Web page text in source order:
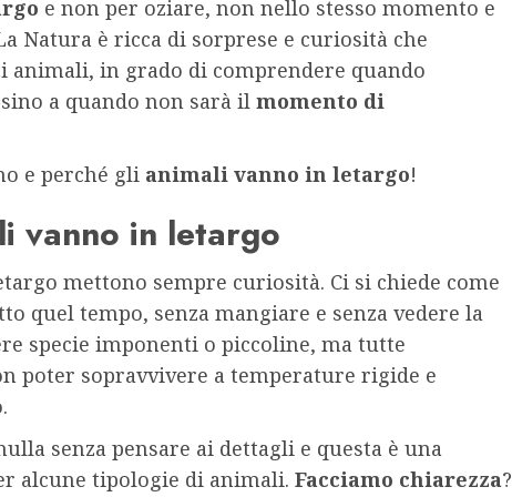
e non per oziare, non nello stesso momento e
Natura è ricca di sorprese e curiosità che
animali, in grado di comprendere quando
a quando non sarà il momento di
e perché gli animali vanno in letargo!
vanno in letargo
mettono sempre curiosità. Ci si chiede come
quel tempo, senza mangiare e senza vedere la
specie imponenti o piccoline, ma tutte
poter sopravvivere a temperature rigide e
senza pensare ai dettagli e questa è una
alcune tipologie di animali. Facciamo chiarezza?